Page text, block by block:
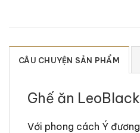
CÂU CHUYỆN SẢN PHẨM
Ghế ăn
Với phong cách Ý